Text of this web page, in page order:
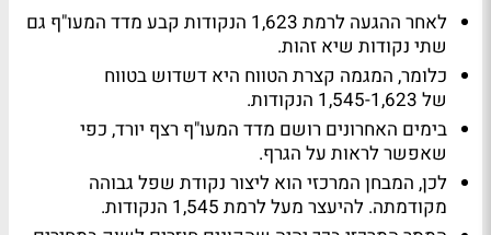
לאחר ההגעה לרמת 1,623 הנקודות קבע מדד המעו"ף גם
שתי נקודות שיא זהות.
כלומר, המגמה קצרת הטווח היא דשדוש בטווח
של 1,545-1,623 הנקודות.
בימים האחרונים רושם מדד המעו"ף רצף יורד, כפי
שאפשר לראות על הגרף.
לכן, המבחן המרכזי הוא ליצור נקודת שפל גבוהה
מקודמתה. להיעצר מעל לרמת 1,545 הנקודות.